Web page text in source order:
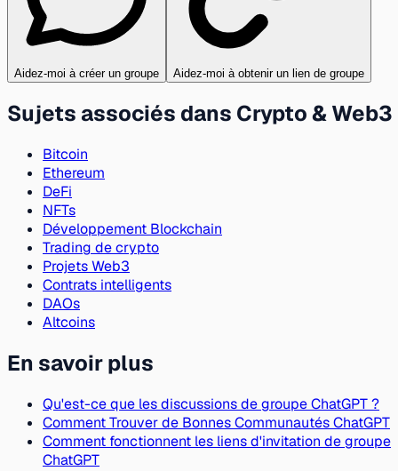
Aidez-moi à créer un groupe Aidez-moi à obtenir un lien de groupe
Sujets associés dans Crypto & Web3
Bitcoin
Ethereum
DeFi
NFTs
Développement Blockchain
Trading de crypto
Projets Web3
Contrats intelligents
DAOs
Altcoins
En savoir plus
Qu'est-ce que les discussions de groupe ChatGPT ?
Comment Trouver de Bonnes Communautés ChatGPT
Comment fonctionnent les liens d'invitation de groupe
ChatGPT